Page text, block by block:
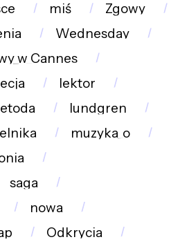
miś
Zgowy
Wednesday
lektor
lundgren
muzyka_o
saga
nowa
Odkrycia